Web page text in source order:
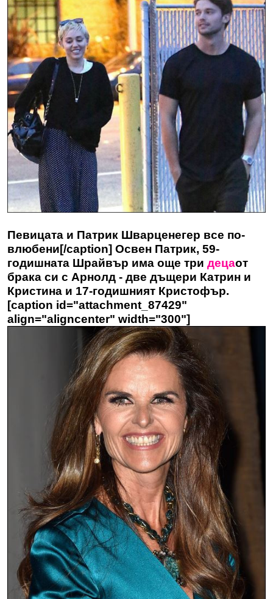
Певицата и Патрик Шварценегер все по-
влюбени[/caption] Освен Патрик, 59-
годишната Шрайвър има още три децаот
брака си с Арнолд - две дъщери Катрин и
Кристина и 17-годишният Кристофър.
[caption id="attachment_87429"
align="aligncenter" width="300"]